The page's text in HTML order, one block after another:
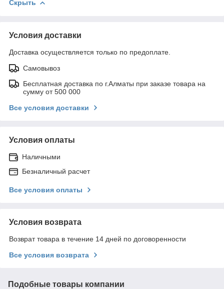
Скрыть
Условия доставки
Доставка осуществляется только по предоплате.
Самовывоз
Бесплатная доставка по г.Алматы при заказе товара на
сумму от 500 000
Все условия доставки
Условия оплаты
Наличными
Безналичный расчет
Все условия оплаты
Условия возврата
Возврат товара в течение 14 дней по договоренности
Все условия возврата
Подобные товары компании